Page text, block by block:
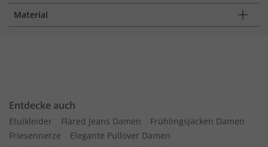
Material
Entdecke auch
Etuikleider Flared Jeans Damen
Frühlingsjacken Damen
Friesennerze
Elegante Pullover Damen